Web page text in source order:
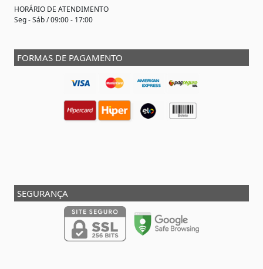
HORÁRIO DE ATENDIMENTO
Seg - Sáb / 09:00 - 17:00
FORMAS DE PAGAMENTO
SEGURANÇA